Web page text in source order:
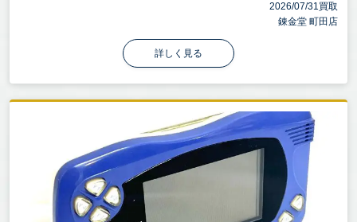
2026/07/31買取
錬金堂 町田店
詳しく見る